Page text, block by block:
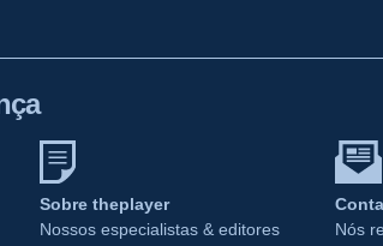
Sobre theplayer
Nossos especialistas & editores
Nós